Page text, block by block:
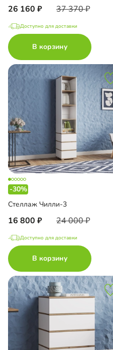
26 160 37 370
Доступно для доставки
В корзину
-30%
Стеллаж Чилли-3
16 800 24 000
Доступно для доставки
В корзину